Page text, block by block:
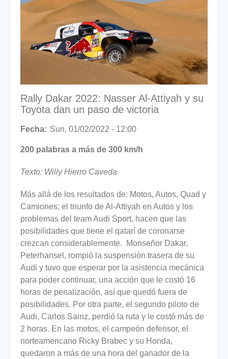
Rally Dakar 2022: Nasser Al-Attiyah y su
Toyota dan un paso de victoria
Fecha Sun, 01/02/2022 - 12:00
200 palabras a más de 300 km/h
Texto: Willy Hierro Caveda
Más allá de los resultados de: Motos, Autos, Quad y
Camiones; el triunfo de Al-Attiyah en Autos y los
problemas del team Audi Sport, hacen que las
posibilidades que tiene el qatarí de coronarse
crezcan considerablemente. Monseñor Dakar,
Peterhansel, rompió la suspensión trasera de su
Audi y tuvo que esperar por la asistencia mecánica
para poder continuar, una acción que le costó 16
horas de penalización, así que quedó fuera de
posibilidades. Por otra parte, el segundo piloto de
Audi, Carlos Sainz, perdió la ruta y le costó más de
2 horas. En las motos, el campeón defensor, el
norteamericano Ricky Brabec y su Honda,
quedaron a más de una hora del ganador de la